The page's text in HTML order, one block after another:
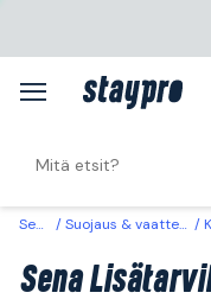
Sena Suojaus & vaatteet
Sena